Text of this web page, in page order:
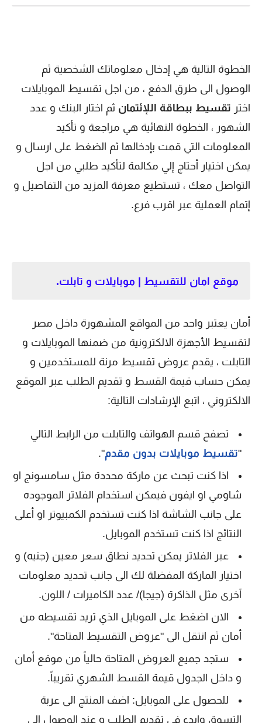
الخطوة التالية هي إدخال معلوماتك الشخصية ثم
الوصول الى طرق الدفع ، من اجل تقسيط الموبايلات
اختر تقسيط ببطاقة اللإئتمان ثم اختار البنك و عدد
الشهور ، الخطوة النهائية هي مراجعة و تأكيد
المعلومات التي قمت بإدخالها ثم الضغط على ارسال و
يمكن اختيار أحتاج إلي مكالمة لتأكيد طلبي من اجل
التواصل معك ، تستطيع معرفة المزيد من التفاصيل و
إتمام العملية عبر اقرب فرع.
موقع امان للتقسيط | موبايلات و تابلت.
أمان يعتبر واحد من المواقع المشهورة داخل مصر
لتقسيط الأجهزة الالكترونية من ضمنها الموبايلات و
التابلت ، يقدم عروض تقسيط مرنة للمستخدمين و
يمكن حساب قيمة القسط و تقديم الطلب عبر الموقع
الالكتروني ، اتبع الإرشادات التالية:
تصفح قسم الهواتف والتابلت من الرابط التالي
"تقسيط موبايلات بدون مقدم".
اذا كنت تبحث عن ماركة محددة مثل سامسونج او
شاومي او ايفون فيمكن استخدام الفلاتر الموجوده
على جانب الشاشة اذا كنت تستخدم الكمبيوتر او أعلى
النتائج اذا كنت تستخدم الموبايل.
عبر الفلاتر يمكن تحديد نطاق سعر معين (جنيه) و
اختيار الماركة المفضلة لك الى جانب تحديد معلومات
آخرى مثل الذاكرة (جيجا)/ عدد الكاميرات / اللون.
الان اضغط على الموبايل الذي تريد تقسيطه من
أمان ثم انتقل الى "عروض التقسيط المتاحة".
ستجد جميع العروض المتاحة حالياً من موقع أمان
و داخل الجدول قيمة القسط الشهري تقريباً.
للحصول على الموبايل: اضف المنتج الى عربة
التسوق وابدء في تقديم الطلب و عند الوصول الى